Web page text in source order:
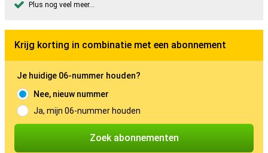
Plus nog veel meer...
Krijg korting in combinatie met een abonnement
Je huidige 06-nummer houden?
Nee, nieuw nummer
Ja, mijn 06-nummer houden
Zoek abonnementen